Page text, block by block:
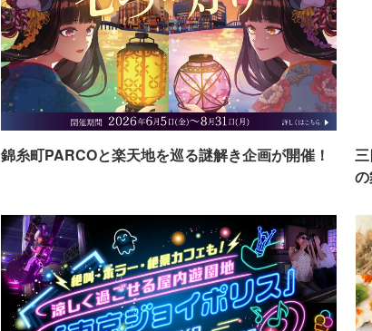
錦糸町PARCOと楽天地を巡る謎解き企画が開催！